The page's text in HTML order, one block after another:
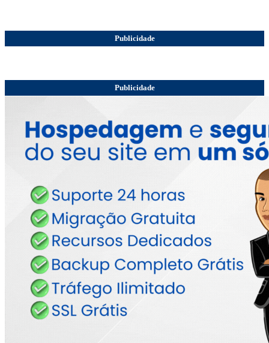
Publicidade
Publicidade